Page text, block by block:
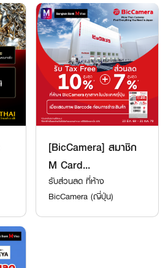
[BicCamera] สมาชิก
M Card...
รับส่วนลด ที่ห้าง
BicCamera (ญี่ปุ่น)